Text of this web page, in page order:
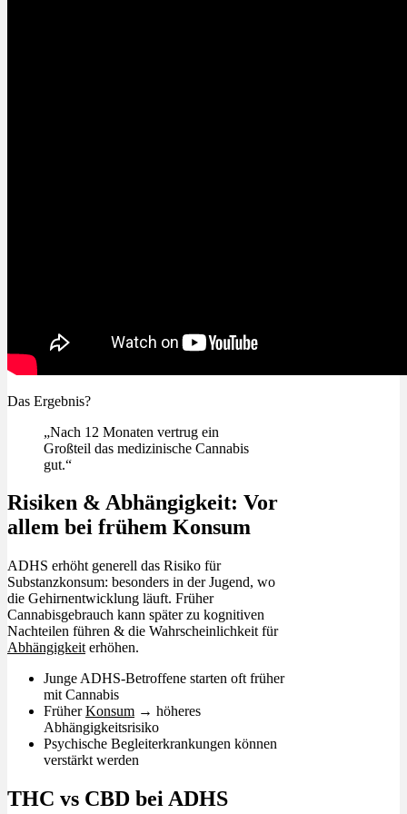
Das Ergebnis?
„Nach 12 Monaten vertrug ein
Großteil das medizinische Cannabis
gut.“
Risiken & Abhängigkeit: Vor
allem bei frühem Konsum
ADHS erhöht generell das Risiko für
Substanzkonsum: besonders in der Jugend, wo
die Gehirnentwicklung läuft. Früher
Cannabisgebrauch kann später zu kognitiven
Nachteilen führen & die Wahrscheinlichkeit für
Abhängigkeit erhöhen.
Junge ADHS-Betroffene starten oft früher
mit Cannabis
FrüherKonsum → höheres
Abhängigkeitsrisiko
Psychische Begleiterkrankungen können
verstärkt werden
THC vs CBD bei ADHS